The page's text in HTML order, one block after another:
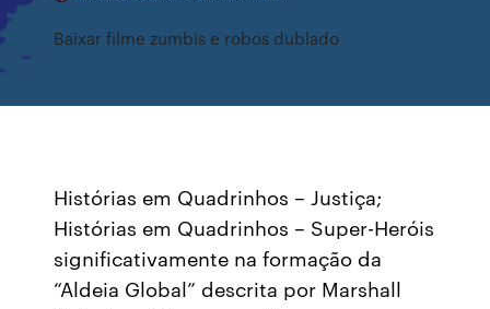
Baixar filme zumbis e robos dublado
Histórias em Quadrinhos – Justiça;
Histórias em Quadrinhos – Super-Heróis
significativamente na formação da
“Aldeia Global” descrita por Marshall